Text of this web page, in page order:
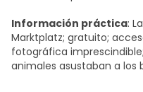
Información práctica:
Marktplatz; gratuito;
fotográfica
animales asustaban a los